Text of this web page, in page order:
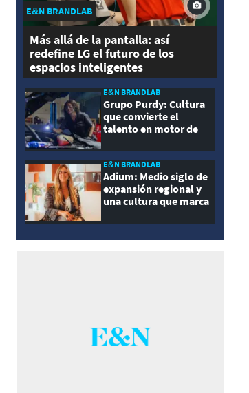
E&N BRANDLAB
Más allá de la pantalla: así
redefine LG el futuro de los
espacios inteligentes
E&N BRANDLAB
Grupo Purdy: Cultura
que convierte el
talento en motor de
E&N BRANDLAB
Adium: Medio siglo de
expansión regional y
una cultura que marca